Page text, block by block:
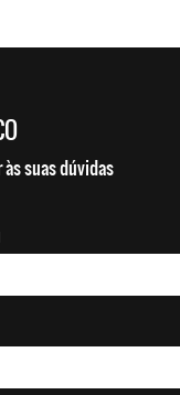
às suas dúvidas